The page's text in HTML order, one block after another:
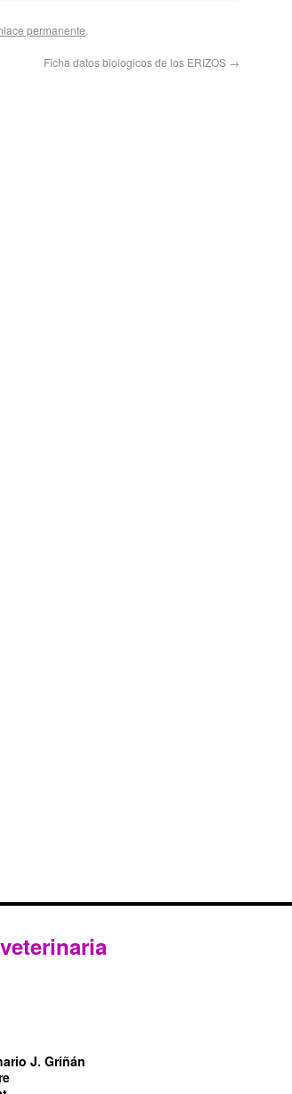
permanente.
Ficha datos biologicos de los ERIZOS →
J. Griñán